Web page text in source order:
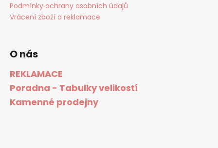
Podmínky ochrany osobních údajů
Vrácení zboží a reklamace
O nás
REKLAMACE
Poradna - Tabulky velikostí
Kamenné prodejny